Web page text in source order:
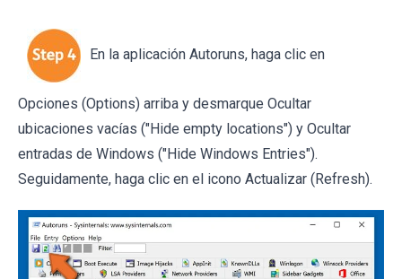
En la aplicación Autoruns, haga clic en
Opciones (Options) arriba y desmarque Ocultar
ubicaciones vacías ("Hide empty locations") y Ocultar
entradas de Windows ("Hide Windows Entries").
Seguidamente, haga clic en el icono Actualizar (Refresh).